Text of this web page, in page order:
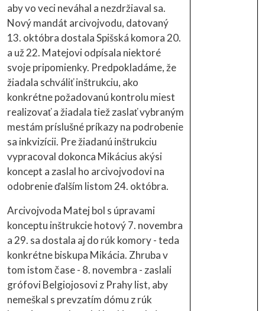
aby vo veci neváhal a nezdržiaval sa.
Nový mandát arcivojvodu, datovaný
13. októbra dostala Spišská komora 20.
a už 22. Matejovi odpísala niektoré
svoje pripomienky. Predpokladáme, že
žiadala schváliť inštrukciu, ako
konkrétne požadovanú kontrolu miest
realizovať a žiadala tiež zaslať vybraným
mestám príslušné príkazy na podrobenie
sa inkvizícii. Pre žiadanú inštrukciu
vypracoval dokonca Mikácius akýsi
koncept a zaslal ho arcivojvodovi na
odobrenie ďalším listom 24. októbra.
Arcivojvoda Matej bol s úpravami
konceptu inštrukcie hotový 7. novembra
a 29. sa dostala aj do rúk komory - teda
konkrétne biskupa Mikácia. Zhruba v
tom istom čase - 8. novembra - zaslali
grófovi Belgiojosovi z Prahy list, aby
nemeškal s prevzatím dómu z rúk